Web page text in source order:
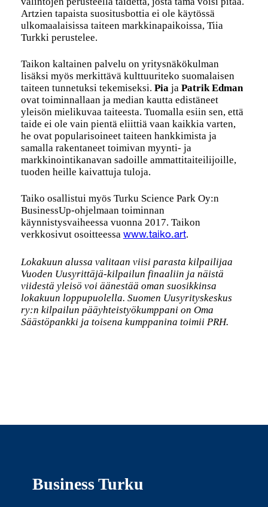
Artzien tapaista suositusbottia ei ole käytössä
ulkomaalaisissa taiteen markkinapaikoissa, Tiia
Turkki perustelee.
Taikon kaltainen palvelu on yritysnäkökulman
lisäksi myös merkittävä kulttuuriteko suomalaisen
taiteen tunnetuksi tekemiseksi. Piaja Patrik Edman
ovat toiminnallaan ja median kautta edistäneet
yleisön mielikuvaa taiteesta. Tuomalla esiin sen, että
taide ei ole vain pientä eliittiä vaan kaikkia varten,
he ovat popularisoineet taiteen hankkimista ja
samalla rakentaneet toimivan myynti- ja
markkinointikanavan sadoille ammattitaiteilijoille,
tuoden heille kaivattuja tuloja.
Taiko osallistui myös Turku Science Park Oy:n
BusinessUp-ohjelmaan toiminnan
käynnistysvaiheessa vuonna 2017. Taikon
verkkosivut osoitteessa www.taiko.art.
Lokakuun alussa valitaan viisi parasta kilpailijaa
Vuoden Uusyrittäjä-kilpailun finaaliin ja näistä
viidestä yleisö voi äänestää oman suosikkinsa
lokakuun loppupuolella. Suomen Uusyrityskeskus
ry:n kilpailun pääyhteistyökumppani on Oma
Säästöpankki ja toisena kumppanina toimii PRH.
Business Turku